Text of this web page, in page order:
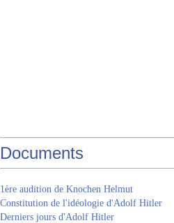
Documents
1ère audition de Knochen Helmut
Constitution de l'idéologie d'Adolf Hitler
Derniers jours d'Adolf Hitler